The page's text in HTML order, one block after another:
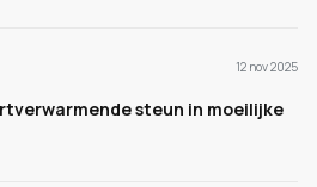
12 nov 2025
steun in moeilijke